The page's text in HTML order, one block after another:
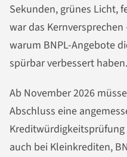
Sekunden, grünes Licht,
war das
warum BNPL-Angebote
spürbar verbessert haben.
Ab November 2026
Abschluss eine
auch bei Kleinkrediten,